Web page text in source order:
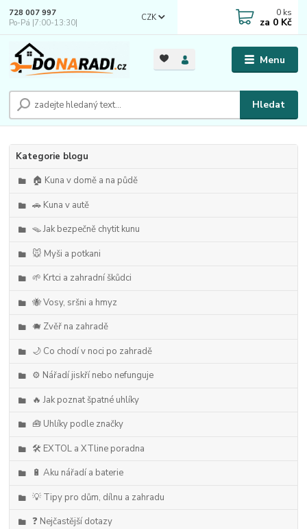
Menu
CZK
Hledat
728 007 997
Po-Pá |7:00-13:30|
0 ks
za 0 Kč
Kategorie blogu
🏠 Kuna v domě a na půdě
🚗 Kuna v autě
🪤 Jak bezpečně chytit kunu
🐭 Myši a potkani
🌱 Krtci a zahradní škůdci
🐝 Vosy, sršni a hmyz
🐗 Zvěř na zahradě
🌙 Co chodí v noci po zahradě
⚙️ Nářadí jiskří nebo nefunguje
🔥 Jak poznat špatné uhlíky
🧰 Uhlíky podle značky
🛠️ EXTOL a XTline poradna
🔋 Aku nářadí a baterie
💡 Tipy pro dům, dílnu a zahradu
❓ Nejčastější dotazy